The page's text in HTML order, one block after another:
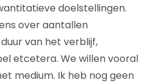
doelstellingen.
over aantallen
van het verblijf,
etcetera. We willen vooral
medium. Ik heb nog geen